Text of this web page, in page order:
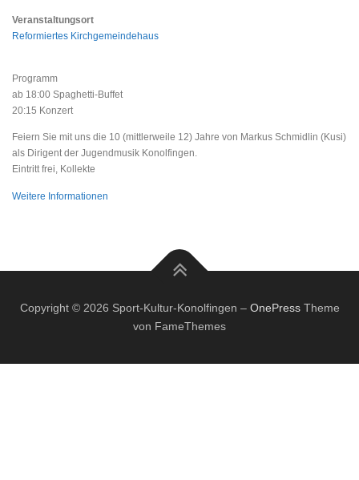
Veranstaltungsort
Reformiertes Kirchgemeindehaus
Programm
ab 18:00 Spaghetti-Buffet
20:15 Konzert
Feiern Sie mit uns die 10 (mittlerweile 12) Jahre von Markus Schmidlin (Kusi)
als Dirigent der Jugendmusik Konolfingen.
Eintritt frei, Kollekte
Weitere Informationen
Copyright © 2026 Sport-Kultur-Konolfingen – OnePressTheme
von FameThemes